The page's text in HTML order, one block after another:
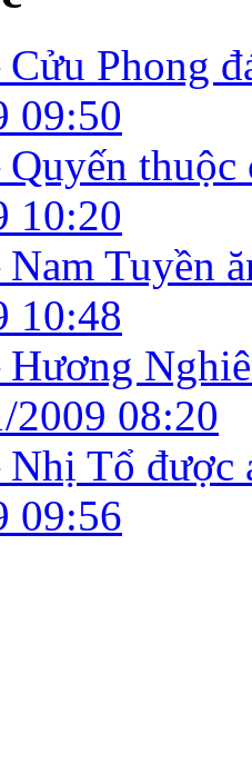
Phong
09:50
thuộc
10:20
Tuyền
10:48
2009 08:20
Tổ được
09:56